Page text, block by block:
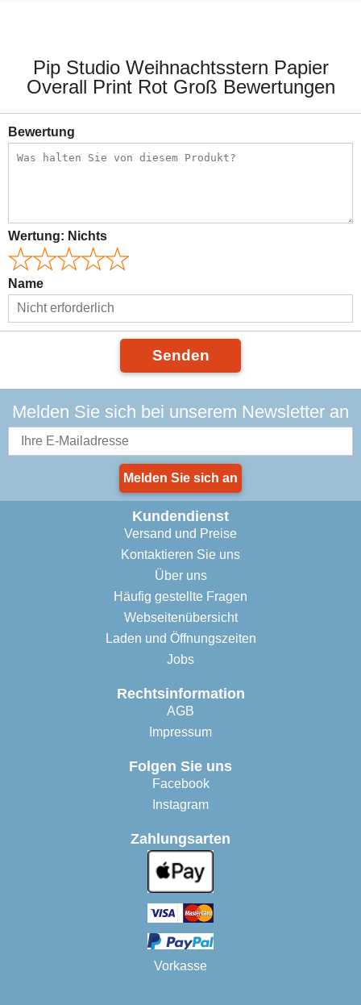
Pip Studio Weihnachtsstern Papier
Overall Print Rot Groß Bewertungen
Bewertung
Wertung: Nichts
Name
Senden
Melden Sie sich bei unserem Newsletter an
Melden Sie sich an
Kundendienst
Versand und Preise
Kontaktieren Sie uns
Über uns
Häufig gestellte Fragen
Webseitenübersicht
Laden und Öffnungszeiten
Jobs
Rechtsinformation
AGB
Impressum
Folgen Sie uns
Facebook
Instagram
Zahlungsarten
Vorkasse